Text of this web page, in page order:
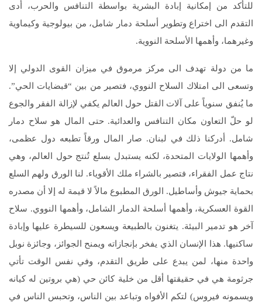
للتأكد من إمكانية إبادة البشرية بواسطة التنافس والحرب، أدى
التقدم الى اختراع وتطوير أسلحة دمار شامل، من بيولوجية وكيماوية
وغيرهما، وأهمها الأسلحة النووية.
ما من دولة تهدف الى مركز مرموق في ميزان القوى الدولي إلا
وتسعى الى امتلاك السلاح النووي، فتصير من بين “قبضايات الحي”.
ما يُنفق سنوياً على آلات القتل حول العالم يكفي لإزالة الفقر والجوع
لو حلّ التعاون مكان التنافس والعدائية. حتى المال هو سلاح دمار
شامل. أدركنا ذلك في لبنان. صار المال ورقاً تطبعه دول عظمى،
وأهمها الولايات المتحدة، لكنه يستبدل بسلع تُنتج حول العالم، وهي
نتاج عمل الفقراء، فتصير بالشراء ملك الأقوياء. لنا الورق ولهم السلع
بحماية جيوش وأساطيل. الورق المطبوع مالاً لا قيمة له إلا أن مصدره
القوة العسكرية، وأهمها أسلحة الدمار الشامل، وأهمها النووي. سلاح
آخر هو تدمير البيئة. يتغنون بالطبيعة ويسعون للسيطرة عليها وإبادة
ساكنيها. هذا الإنسان الذي يفخر بإنجازاته ويمنح الجوائز، وجائزة نوبل
واحدة منها، لمن يبدع على طريق التقدم، وفي نفس الوقت تأتي
جرثومة هي في حقيقتها أقل من خلية كائن حي (هي بروتين له كيانه
ويسمونه فيروس) لتكم الأفواه وتباعد بين الناس، وتحبس الناس في